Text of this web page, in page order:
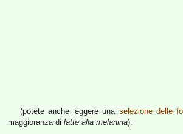
(potete anche leggere una selezione delle
maggioranza di latte alla melanina).